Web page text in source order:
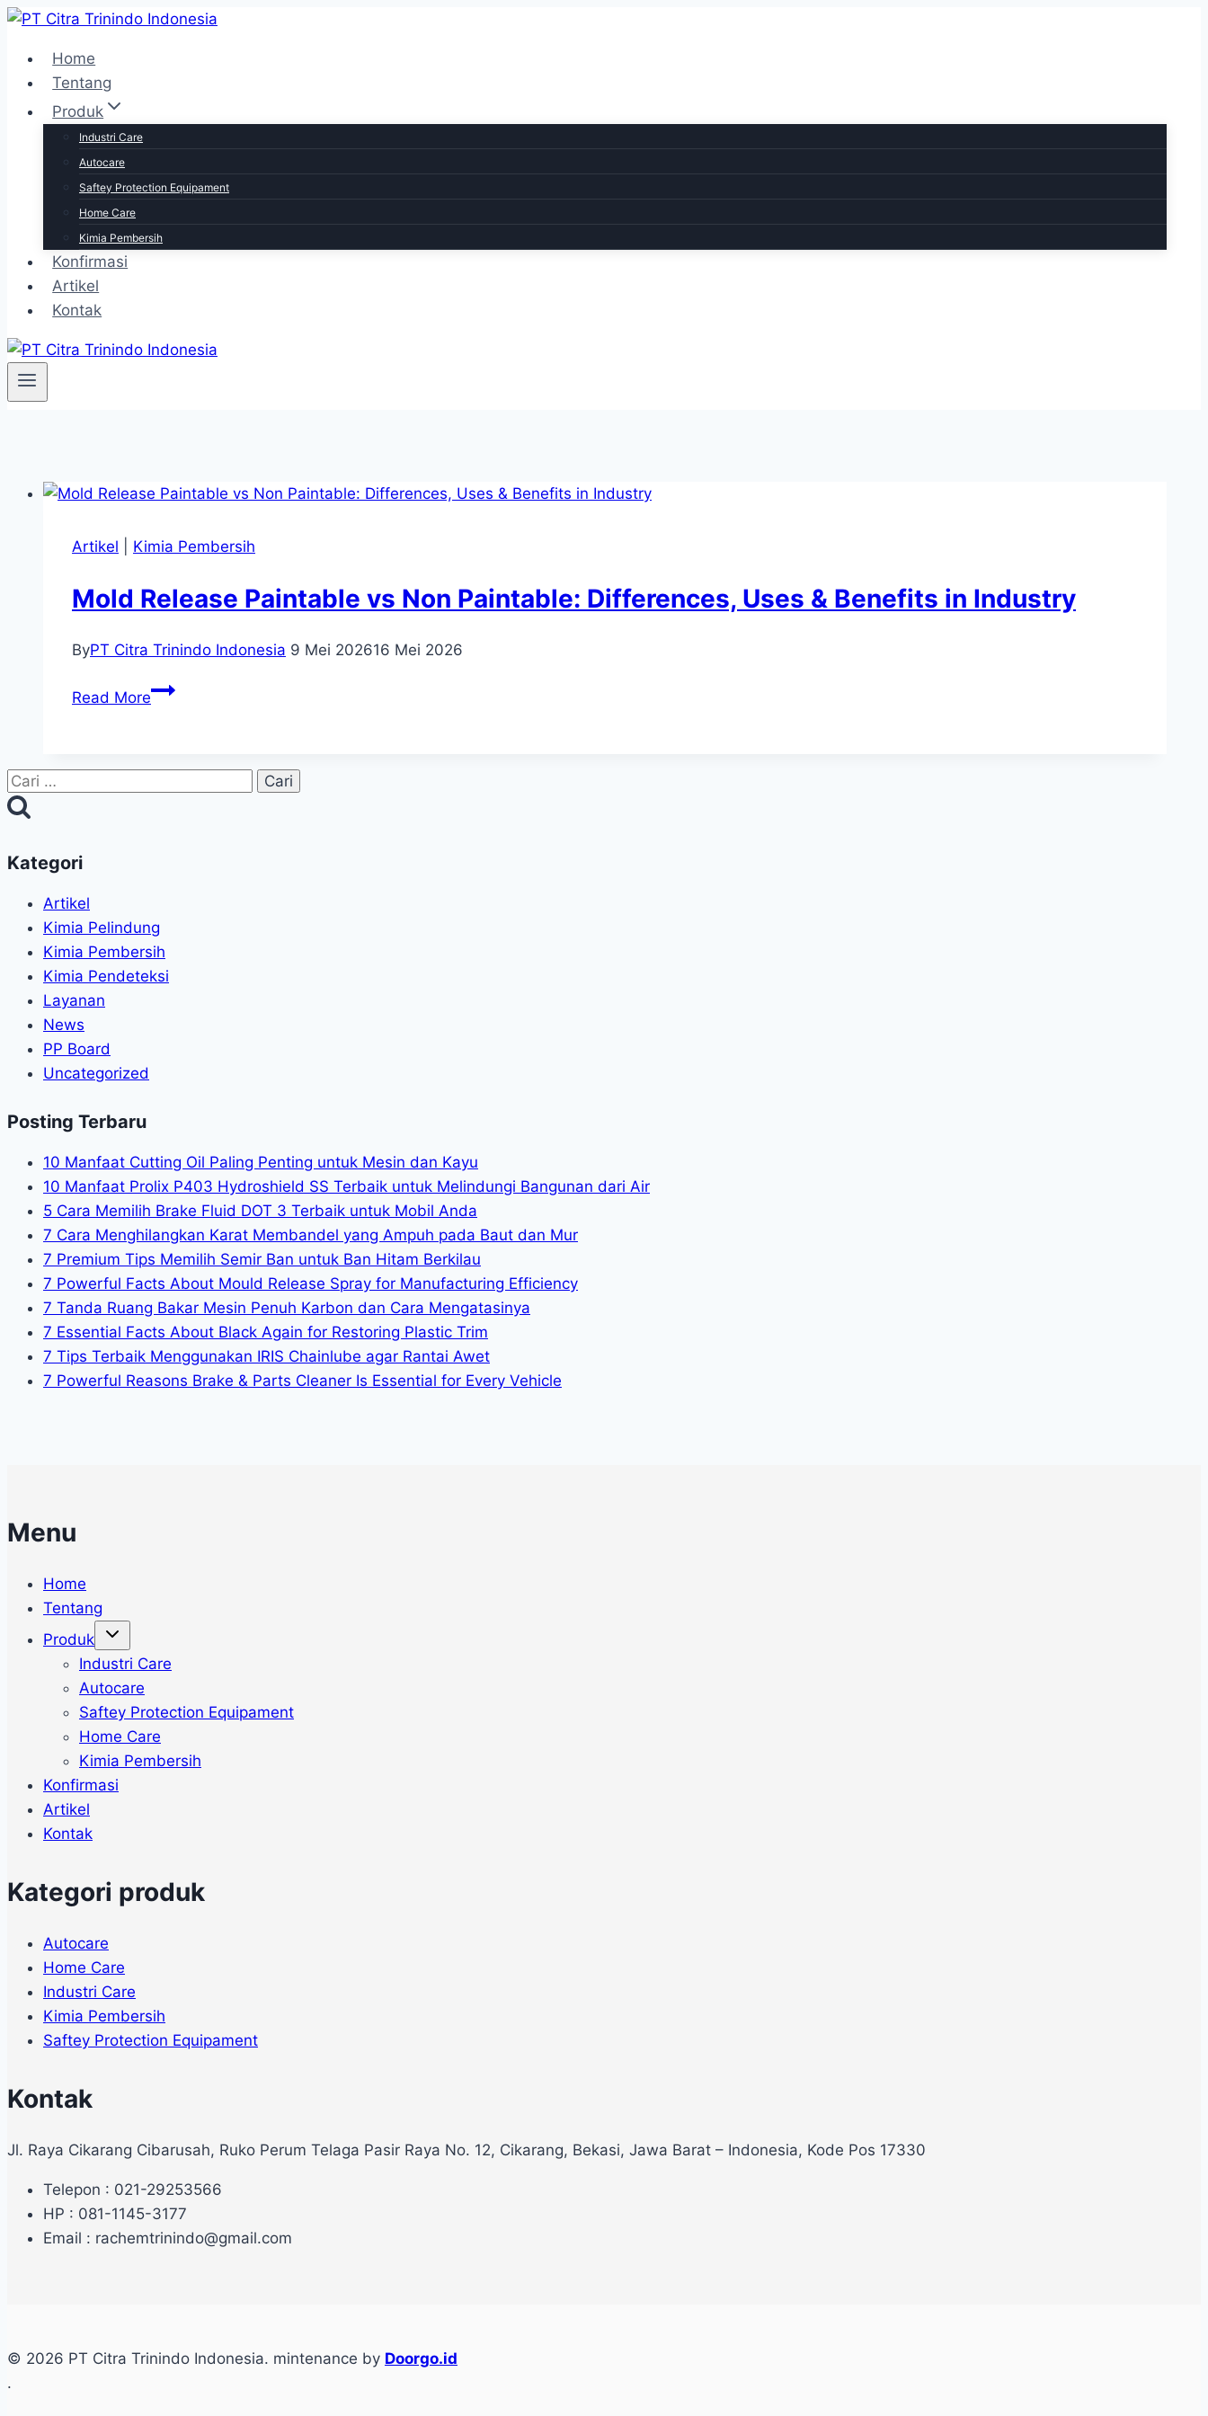
Home
Tentang
Produk
Industri Care
Autocare
Saftey Protection Equipament
Home Care
Kimia Pembersih
Konfirmasi
Artikel
Kontak
Artikel Kimia Pembersih
Mold Release Paintable vs Non Paintable: Differences, Uses & Benefits in Industry
ByPT Citra Trinindo Indonesia 9 Mei 202616 Mei 2026
Read More
Kategori
Artikel
Kimia Pelindung
Kimia Pembersih
Kimia Pendeteksi
Layanan
News
PP Board
Uncategorized
Posting Terbaru
10 Manfaat Cutting Oil Paling Penting untuk Mesin dan Kayu
10 Manfaat Prolix P403 Hydroshield SS Terbaik untuk Melindungi Bangunan dari Air
5 Cara Memilih Brake Fluid DOT 3 Terbaik untuk Mobil Anda
7 Cara Menghilangkan Karat Membandel yang Ampuh pada Baut dan Mur
7 Premium Tips Memilih Semir Ban untuk Ban Hitam Berkilau
7 Powerful Facts About Mould Release Spray for Manufacturing Efficiency
7 Tanda Ruang Bakar Mesin Penuh Karbon dan Cara Mengatasinya
7 Essential Facts About Black Again for Restoring Plastic Trim
7 Tips Terbaik Menggunakan IRIS Chainlube agar Rantai Awet
7 Powerful Reasons Brake & Parts Cleaner Is Essential for Every Vehicle
Menu
Home
Tentang
Produk
Industri Care
Autocare
Saftey Protection Equipament
Home Care
Kimia Pembersih
Konfirmasi
Artikel
Kontak
Kategori produk
Autocare
Home Care
Industri Care
Kimia Pembersih
Saftey Protection Equipament
Kontak
Jl. Raya Cikarang Cibarusah, Ruko Perum Telaga Pasir Raya No. 12, Cikarang, Bekasi, Jawa Barat – Indonesia, Kode Pos 17330
Telepon : 021-29253566
HP : 081-1145-3177
Email : rachemtrinindo@gmail.com
© 2026 PT Citra Trinindo Indonesia. mintenance by Doorgo.id
.